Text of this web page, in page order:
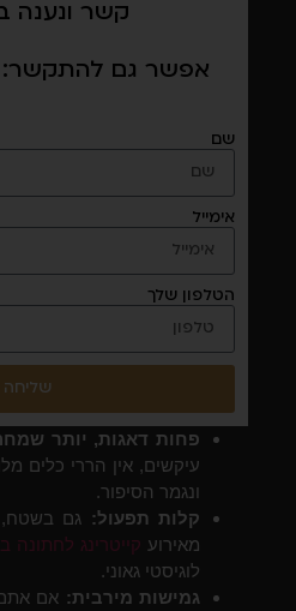
קשר ונענה
אפשר גם להתקשר:
שם
אימייל
הטלפון שלך
שליחה
פחות דאגות, יותר
עיקשים, אין הררי כלים
ונגמר הסיפור.
קלות תפעול: גם בשטח,
מאירוע קייטרינג לחתונה
לוגיסטי גאוני.
גמישות מירבית: אם